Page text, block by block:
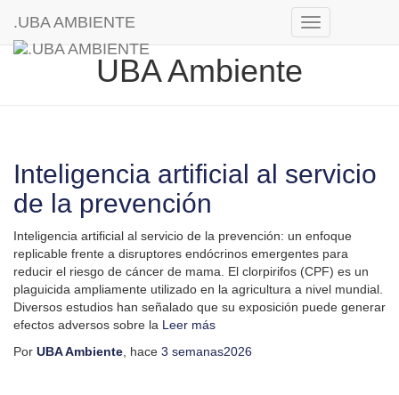
.UBA AMBIENTE
Cambiar
UBA Ambiente
Inteligencia artificial al servicio
de la prevención
Inteligencia artificial al servicio de la prevención: un enfoque
replicable frente a disruptores endócrinos emergentes para
reducir el riesgo de cáncer de mama. El clorpirifos (CPF) es un
plaguicida ampliamente utilizado en la agricultura a nivel mundial.
Diversos estudios han señalado que su exposición puede generar
efectos adversos sobre la Leer más
Por UBA Ambiente , hace 3 semanas2026